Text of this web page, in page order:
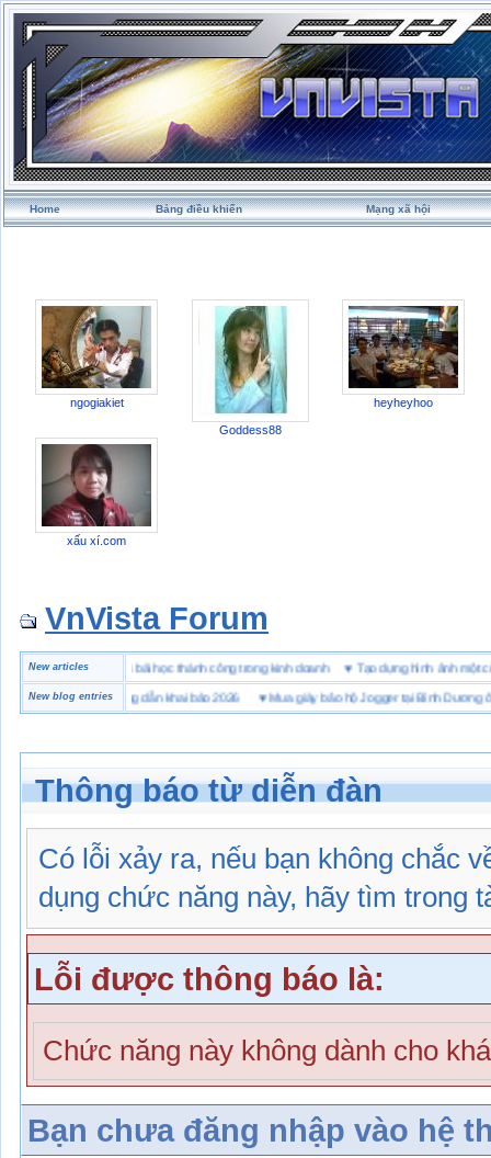
Home Bảng điều khiển Mạng xã hội
ngogiakiet
Goddess88
heyheyhoo
xấu xí.com
VnVista Forum
New articles
biệt” của Microsoft ♥4 bài học thành công trong kinh doanh ♥Tạo dựng hình ảnh
New blog entries
quan là gì? Hướng dẫn khai báo 2026♥ Mua giày bảo hộ Jogger tại Bình Dương ở
Thông báo từ diễn đàn
Có lỗi xảy ra, nếu bạn không chắc
dụng chức năng này, hãy tìm trong
Lỗi được thông báo là:
Chức năng này không dành cho
Bạn chưa đăng nhập vào hệ